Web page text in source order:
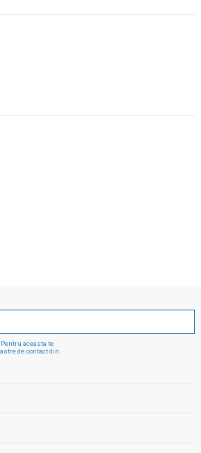
aceasta te
de contact din